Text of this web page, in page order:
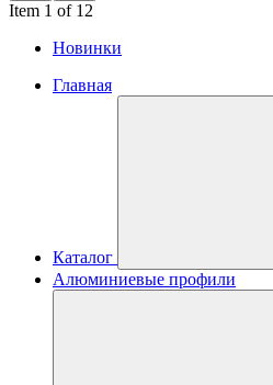
Item 1 of 12
Новинки
Главная
Каталог
Алюминиевые профили